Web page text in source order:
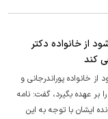
از خانواده دکتر
کند
خانواده پوراندرجانی و
بر عهده بگیرد، گفت: نامه
ایشان با توجه به این